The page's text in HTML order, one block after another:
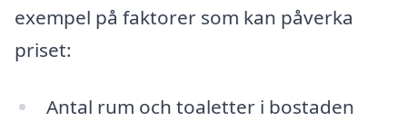
exempel på faktorer som kan påverka
priset:
Antal rum och toaletter i bostaden